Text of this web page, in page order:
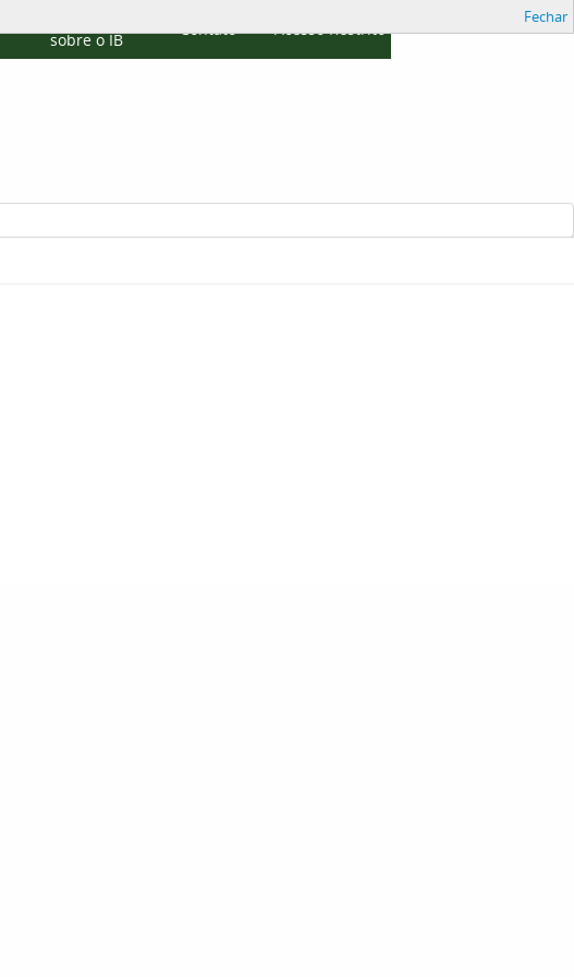
sobre o IB
Contato Acesso Restrito
Fechar